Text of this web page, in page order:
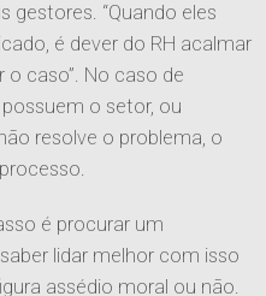
gestores. “Quando eles
é dever do RH acalmar
caso”. No caso de
o setor, ou
resolve o problema, o
é procurar um
lidar melhor com isso
assédio moral ou não.